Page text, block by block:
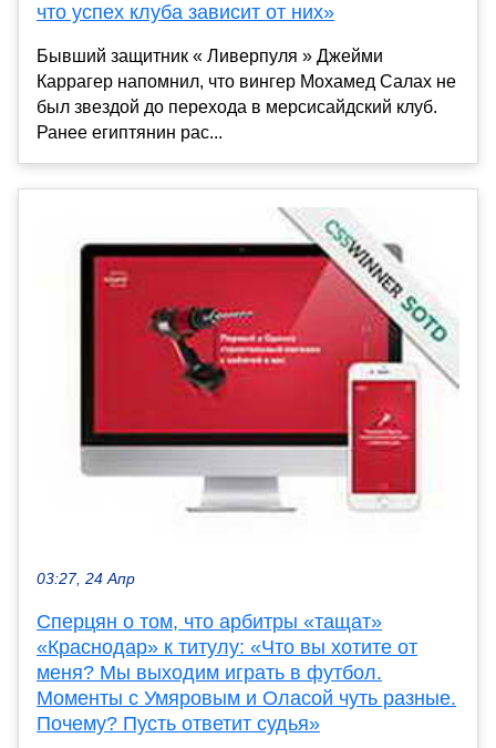
что успех клуба зависит от них»
Бывший защитник « Ливерпуля » Джейми
Каррагер напомнил, что вингер Мохамед Салах не
был звездой до перехода в мерсисайдский клуб.
Ранее египтянин рас...
03:27, 24 Апр
Сперцян о том, что арбитры «тащат»
«Краснодар» к титулу: «Что вы хотите от
меня? Мы выходим играть в футбол.
Моменты с Умяровым и Оласой чуть разные.
Почему? Пусть ответит судья»